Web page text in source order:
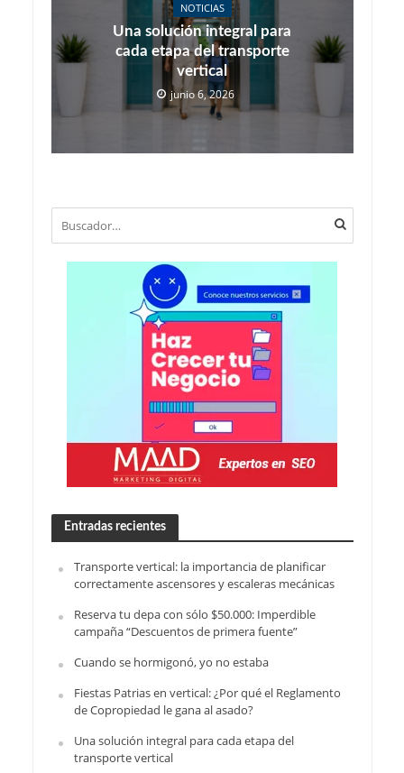
NOTICIAS
Una solución integral para
cada etapa del transporte
vertical
junio 6, 2026
Entradas recientes
Transporte vertical: la importancia de planificar
correctamente ascensores y escaleras mecánicas
Reserva tu depa con sólo $50.000: Imperdible
campaña “Descuentos de primera fuente”
Cuando se hormigonó, yo no estaba
Fiestas Patrias en vertical: ¿Por qué el Reglamento
de Copropiedad le gana al asado?
Una solución integral para cada etapa del
transporte vertical